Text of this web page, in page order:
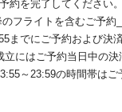
約を完了してください。
フライトを含むご予約
までにご予約および決
立にはご予約当日中の決
～23:59の時間帯はご